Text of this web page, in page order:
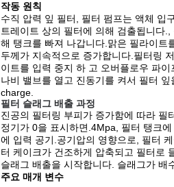
작동 원칙
수직 압력 잎 필터, 필터 펌프는 액체 입
트레이트 상의 필터에 의해 검출됩니다
해 탱크를 빠져 나갑니다.맑은 필라이트
두께가 지속적으로 증가합니다.필터링
이트를 입력 중지 하 고 오버플로우 파
나비 밸브를 열고 진동기를 켜서 필터
charge.
필터 슬래그 배출 과정
진공의 필터링 부피가 증가함에 따라 필
정기가 0을 표시하면.4Mpa, 필터 탱크
에 입력 공기.공기압의 영향으로, 필터
터 케이크가 건조하게 압축되고 필터로
슬래그 배출을 시작합니다. 슬래그가 배
주요 매개 변수